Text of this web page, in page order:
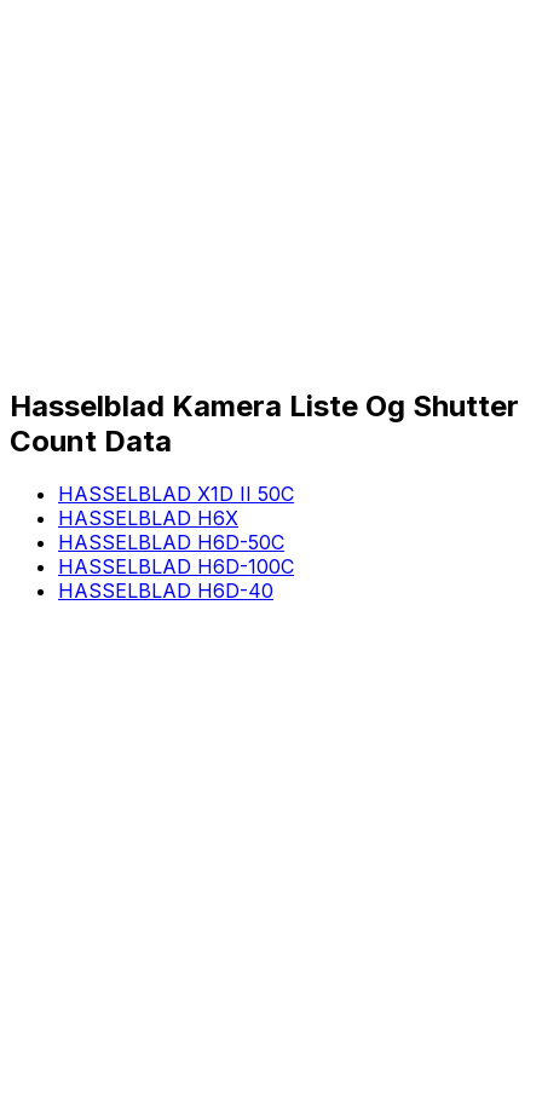
Hasselblad Kamera Liste Og Shutter
Count Data
HASSELBLAD X1D II 50C
HASSELBLAD H6X
HASSELBLAD H6D-50C
HASSELBLAD H6D-100C
HASSELBLAD H6D-40